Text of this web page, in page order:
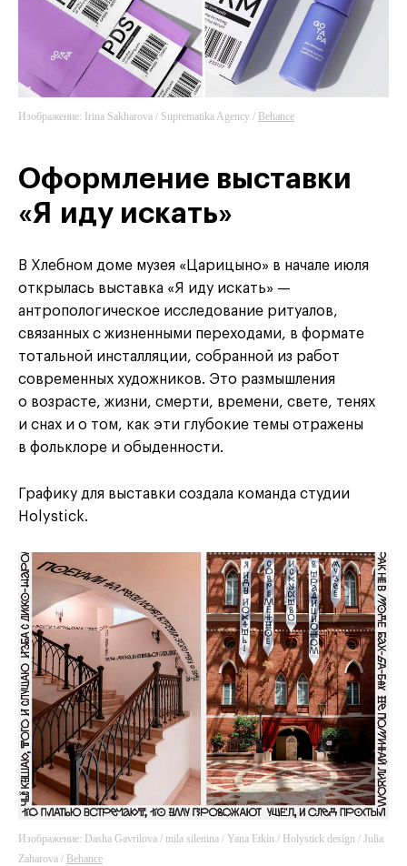
Изображение: Irina Sakharova / Suprematika Agency / Behance
Оформление выставки
«Я иду искать»
В Хлебном доме музея «Царицыно» в начале июля
открылась выставка «Я иду искать» —
антропологическое исследование ритуалов,
связанных с жизненными переходами, в формате
тотальной инсталляции, собранной из работ
современных художников. Это размышления
о возрасте, жизни, смерти, времени, свете, тенях
и снах и о том, как эти глубокие темы отражены
в фольклоре и обыденности.
Графику для выставки создала команда студии
Holystick.
Изображение: Dasha Gavrilova / mila silenina / Yana Etkin / Holystick design / Julia
Zaharova / Behance